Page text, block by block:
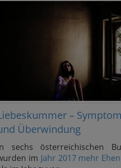
–
Überwindung
sechs österreichischen
im Jahr 2017 mehr